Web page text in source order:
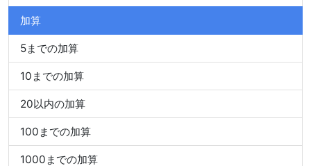
加算
5までの加算
10までの加算
20以内の加算
100までの加算
1000までの加算